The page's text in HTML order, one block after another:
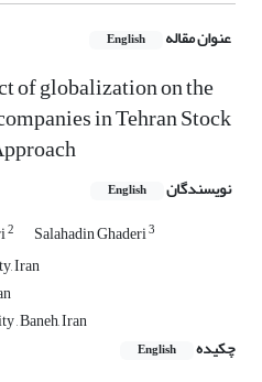
عنوان مقاله English
of globalization on the
in Tehran Stock
نویسندگان English
2 Salahadin Ghaderi3
Iran
, Baneh, Iran
چکیده
English